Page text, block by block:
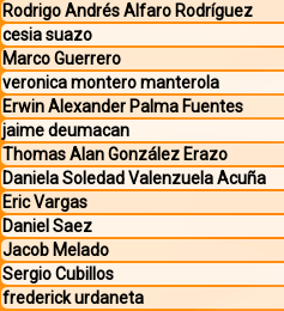
Rodrigo Andrés Alfaro Rodríguez
cesia suazo
Marco Guerrero
veronica montero manterola
Erwin Alexander Palma Fuentes
jaime deumacan
Thomas Alan González Erazo
Daniela Soledad Valenzuela Acuña
Eric Vargas
Daniel Saez
Jacob Melado
Sergio Cubillos
frederick urdaneta